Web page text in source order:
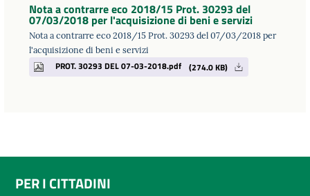
Nota a contrarre eco 2018/15 Prot. 30293 del
07/03/2018 per l'acquisizione di beni e servizi
Nota a contrarre eco 2018/15 Prot. 30293 del 07/03/2018 per
l'acquisizione di beni e servizi
PROT. 30293 DEL 07-03-2018.pdf (274.0 KB)
PER I CITTADINI